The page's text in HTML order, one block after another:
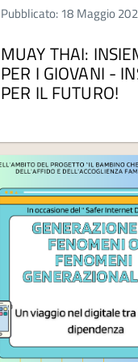
Pubblicato: 18 Maggio
MUAY THAI:
PER I GIOVANI -
PER IL FUTURO!